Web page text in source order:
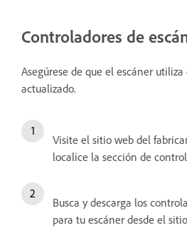
Controladores de
Asegúrese de que el escáner
actualizado.
Visite el sitio web del
localice la sección de
Busca y descarga los
para tu escáner desde el